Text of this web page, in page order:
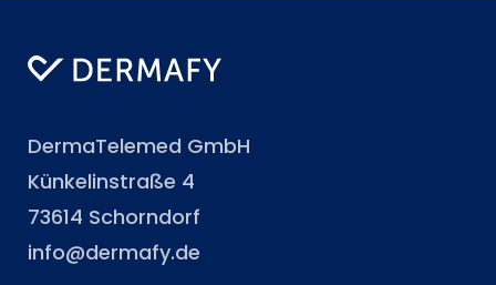
DermaTelemed GmbH
Künkelinstraße 4
73614 Schorndorf
info@dermafy.de